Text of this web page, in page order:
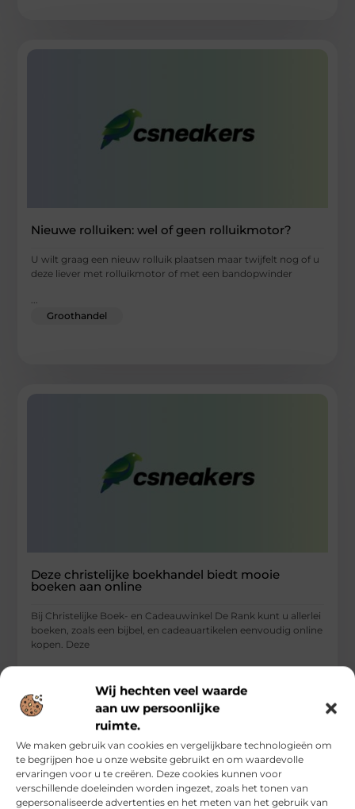
Wij hechten veel waarde
aan uw persoonlijke
ruimte.
We maken gebruik van cookies en vergelijkbare technologieën om
te begrijpen hoe u onze website gebruikt en om waardevolle
ervaringen voor u te creëren. Deze cookies kunnen voor
verschillende doeleinden worden ingezet, zoals het tonen van
gepersonaliseerde advertenties en het meten van het gebruik van
Nieuwe rolluiken: wel of geen rolluikmotor?
U wilt graag een nieuw rolluik plaatsen maar twijfelt nog of u
deze liever met rolluikmotor of met een bandopwinder
Groothandel
Deze christelijke boekhandel biedt mooie
boeken aan online
Bij Christelijke Boek- en Cadeauwinkel De Rank kunt u allerlei
boeken, zoals een bijbel, en cadeauartikelen eenvoudig online
kopen. Deze
...
Groothandel